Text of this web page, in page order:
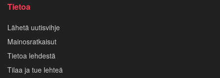
Tietoa
Lähetä uutisvihje
Mainosratkaisut
Tietoa lehdestä
Tilaa ja tue lehteä